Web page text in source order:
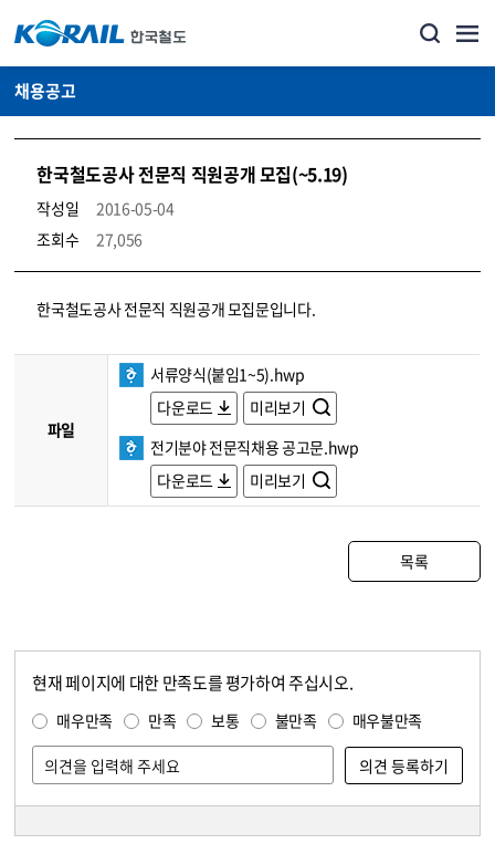
채용공고
한국철도공사 전문직 직원공개 모집(~5.19)
작성일
2016-05-04
조회수
27,056
코레일소개_경영공시_채용공고 상세보기 – 내용, 파일, 담당자 연락처로 구성
한국철도공사 전문직 직원공개 모집문입니다.
파일
서류양식(붙임1~5).hwp
다운로드
미리보기
전기분야 전문직채용 공고문.hwp
다운로드
미리보기
목록
현재 페이지에 대한 만족도를 평가하여 주십시오.
매우만족 만족 보통 불만족 매우불만족